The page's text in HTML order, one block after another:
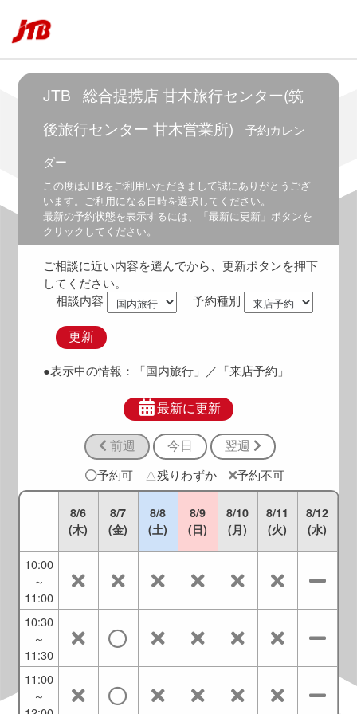
JTB
総合提携店 甘木旅行センター(筑
後旅行センター 甘木営業所) 予約カレン
ダー
この度はJTBをご利用いただきまして誠にありがとうござ
います。ご利用になる日時を選択してください。
最新の予約状態を表示するには、「最新に更新」ボタンを
クリックしてください。
ご相談に近い内容を選んでから、更新ボタンを押下
してください。
相談内容
予約種別
更新
●表示中の情報： 「国内旅行」 ／「来店予約」
最新に更新
前週 今日 翌週
予約可 △残りわずか 予約不可
8/6
(木)
8/7
(金)
8/8
(土)
8/9
(日)
8/10
(月)
8/11
(火)
8/12
(水)
6:00
～
6:00
7:00
6:30
7:30
7:00
7:30
9:00
10:00
～
11:00
10:30
～
11:30
11:00
～